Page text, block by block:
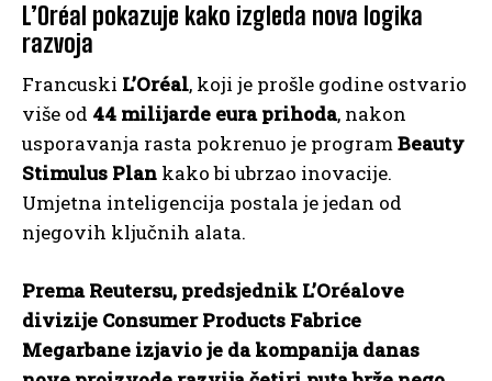
L’Oréal pokazuje kako izgleda nova logika
razvoja
Francuski L’Oréal, koji je prošle godine ostvario
više od 44 milijarde eura prihoda, nakon
usporavanja rasta pokrenuo je programBeauty
Stimulus Plan kako bi ubrzao inovacije.
Umjetna inteligencija postala je jedan od
njegovih ključnih alata.
Prema Reutersu, predsjednik L’Oréalove
divizije Consumer Products Fabrice
Megarbane izjavio je da kompanija danas